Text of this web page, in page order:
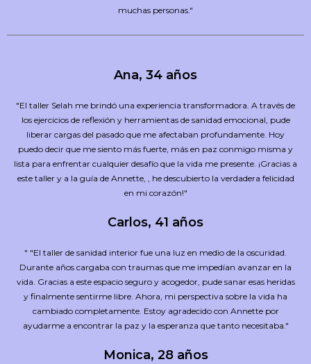
muchas personas."
Ana, 34 años
"El taller Selah me brindó una experiencia transformadora. A través de
los ejercicios de reflexión y herramientas de sanidad emocional, pude
liberar cargas del pasado que me afectaban profundamente. Hoy
puedo decir que me siento más fuerte, más en paz conmigo misma y
lista para enfrentar cualquier desafío que la vida me presente. ¡Gracias a
este taller y a la guía de Annette, , he descubierto la verdadera felicidad
en mi corazón!"
Carlos, 41 años
" "El taller de sanidad interior fue una luz en medio de la oscuridad.
Durante años cargaba con traumas que me impedían avanzar en la
vida. Gracias a este espacio seguro y acogedor, pude sanar esas heridas
y finalmente sentirme libre. Ahora, mi perspectiva sobre la vida ha
cambiado completamente. Estoy agradecido con Annette por
ayudarme a encontrar la paz y la esperanza que tanto necesitaba."
Monica, 28 años